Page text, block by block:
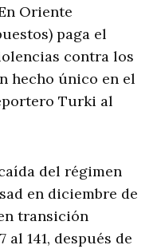
Oriente
paga el
contra los
hecho único en el
Turki al
del régimen
en diciembre de
transición
al 141, después de